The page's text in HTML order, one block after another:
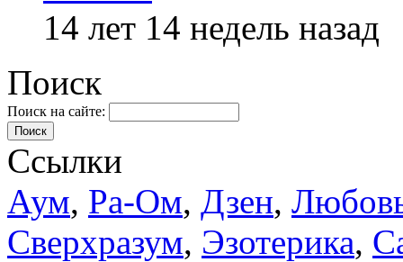
14 лет 14 недель назад
Поиск
Поиск на сайте:
Поиск
Ссылки
Аум, Ра-Ом, Дзен,
Сверхразум, Эзотерика,